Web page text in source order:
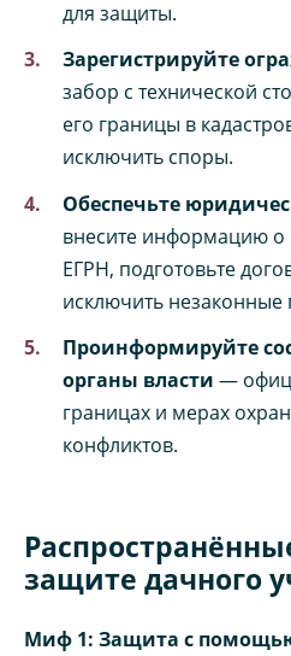
для защиты.
Зарегистрируйте
забор с технической
его границы в
исключить споры.
Обеспечьте
внесите информацию о
ЕГРН, подготовьте
исключить незаконные
Проинформируйте
органы власти —
границах и мерах
конфликтов.
защите дачного
Миф 1: Защита с